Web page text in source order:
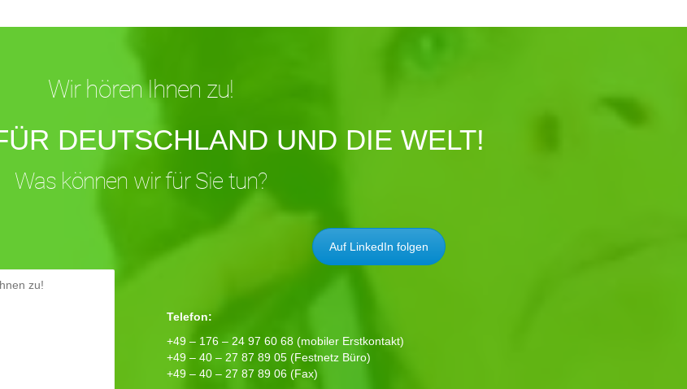
Wir hören Ihnen zu!
DEUTSCHLAND UND DIE WELT!
Was können wir für Sie tun?
Auf LinkedIn folgen
Telefon:
+49 – 176 – 24 97 60 68 (mobiler Erstkontakt)
+49 – 40 – 27 87 89 05 (Festnetz Büro)
+49 – 40 – 27 87 89 06 (Fax)